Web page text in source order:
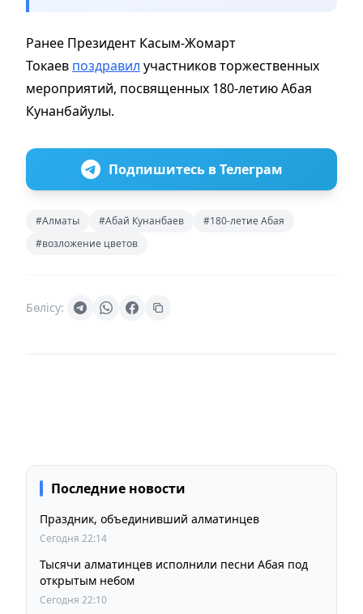
Ранее Президент Касым-Жомарт
Токаев поздравил участников торжественных
мероприятий, посвященных 180-летию Абая
Кунанбайулы.
Подпишитесь в Телеграм
#Алматы #Абай Кунанбаев
#180-летие Абая
#возложение цветов
Бөлісу:
Последние новости
Праздник, объединивший алматинцев
Сегодня 22:14
Тысячи алматинцев исполнили песни Абая под
открытым небом
Сегодня 22:10